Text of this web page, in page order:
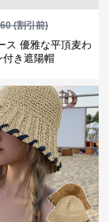
(割引前)
ス 優雅な平頂麦わ
付き遮陽帽